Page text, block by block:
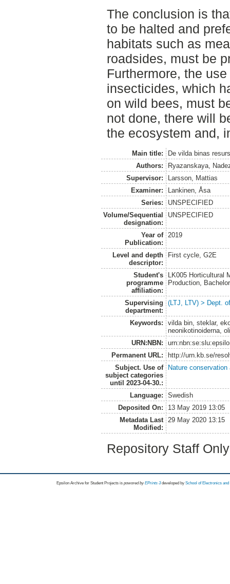
The conclusion is
to be halted and
habitats such as
roadsides, must be
Furthermore, the
insecticides, which
on wild bees, must
not done, there will
the ecosystem and,
Main title:
De vilda binas
Authors:
Ryazanskaya,
Supervisor:
Larsson, Mattias
Examiner:
Lankinen, Åsa
Series:
UNSPECIFIED
Volume/Sequential
designation:
UNSPECIFIED
Year of
Publication:
2019
Level and depth
descriptor:
First cycle, G2E
Student's
programme
affiliation:
LK005 Horticultural
Production,
Supervising
department:
(LTJ, LTV) > Dept.
Keywords:
vilda bin, steklar,
neonikotinoiderna,
URN:NBN:
Permanent URL:
http://urn.kb.se/
Subject. Use of
subject categories
until 2023-04-30.:
Nature
Language:
Swedish
Deposited On:
13 May 2019 13:05
Metadata Last
Modified:
29 May 2020 13:15
Repository Staff
Epsilon Archive for Student Projects is powored byEPrints 3 developed by School of Electronics